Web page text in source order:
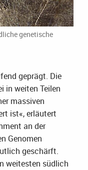
genetische
geprägt. Die
in weiten Teilen
massiven
ist«, erläutert
an der
Genomen
geschärft.
weitesten südlich